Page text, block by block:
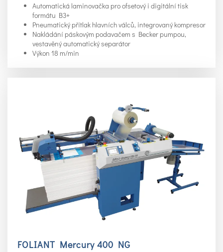
Automatická laminovačka pro ofsetový i digitální tisk
formátu B3+
Pneumatický přítlak hlavních válců, integrovaný kompresor
Nakládání páskovým podavačem s Becker pumpou,
vestavěný automatický separátor
Výkon 18 m/min
FOLIANT Mercury 400 NG